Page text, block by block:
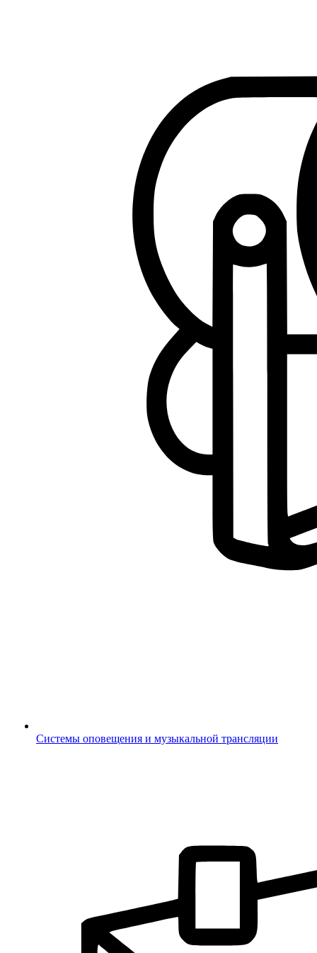
Системы оповещения и музыкальной трансляции